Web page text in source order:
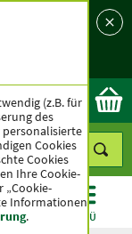
MENÜ
(z.B. für
des
personalisierte
Cookies
Cookies
Ihre Cookie-
„Cookie-
Informationen
.